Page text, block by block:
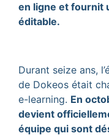
en ligne et fournit
éditable.
Durant seize ans,
de Dokeos était
e-learning. En
devient
équipe qui sont